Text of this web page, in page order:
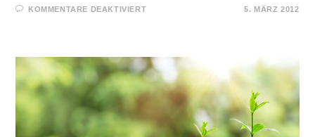
KOMMENTARE DEAKTIVIERTFÜR
5. MÄRZ 2012